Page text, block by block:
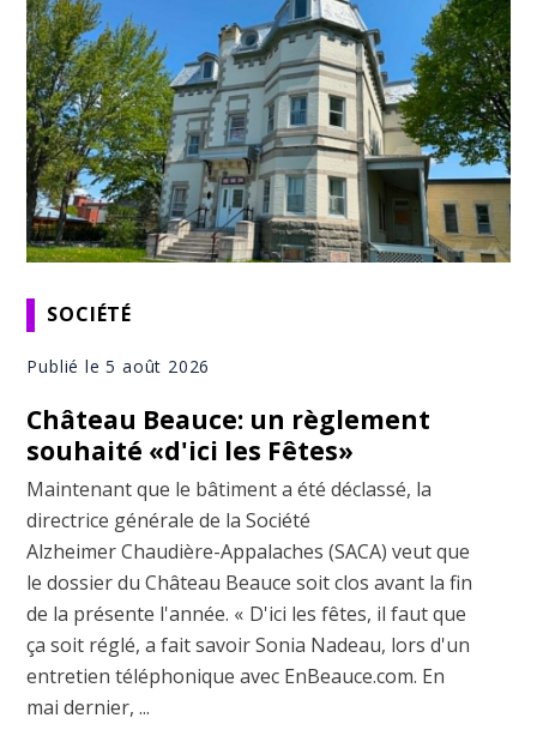
SOCIÉTÉ
Publié le 5 août 2026
Château Beauce: un règlement
souhaité «d'ici les Fêtes»
Maintenant que le bâtiment a été déclassé, la
directrice générale de la Société
Alzheimer Chaudière-Appalaches (SACA) veut que
le dossier du Château Beauce soit clos avant la fin
de la présente l'année. « D'ici les fêtes, il faut que
ça soit réglé, a fait savoir Sonia Nadeau, lors d'un
entretien téléphonique avec EnBeauce.com. En
mai dernier, ...